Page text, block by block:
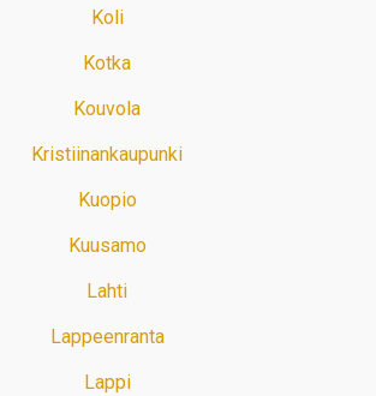
Koli
Kotka
Kouvola
Kristiinankaupunki
Kuopio
Kuusamo
Lahti
Lappeenranta
Lappi